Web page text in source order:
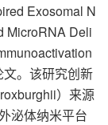
Exosomal N
MicroRNA Deli
。该研究创新
）来源
泌体纳米平台